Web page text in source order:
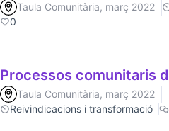
Taula Comunitària, març 2022
0
Processos comunitaris
Taula Comunitària, març 2022
Reivindicacions i transformació